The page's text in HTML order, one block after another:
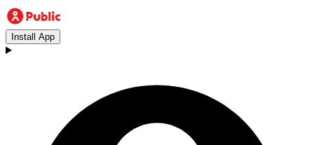
Install App